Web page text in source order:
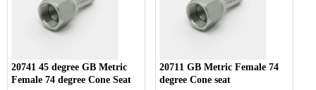
20741 45 degree GB Metric
Female 74 degree Cone Seat
20711 GB Metric Female 74
degree Cone seat